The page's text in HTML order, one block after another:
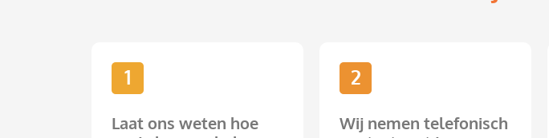
1
Laat ons weten hoe
2
Wij nemen telefonisch